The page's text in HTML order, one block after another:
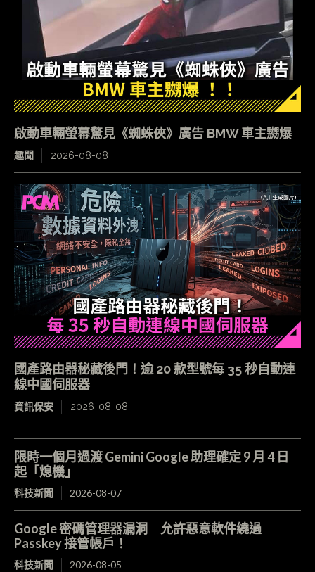
啟動車輛螢幕驚見《蜘蛛俠》廣告 BMW 車主嬲爆
趣聞 2026-08-08
國產路由器秘藏後門！逾 20 款型號每 35 秒自動連
線中國伺服器
資訊保安 2026-08-08
限時一個月過渡 Gemini Google 助理確定 9 月 4 日
起「熄機」
科技新聞 2026-08-07
Google 密碼管理器漏洞 允許惡意軟件繞過
Passkey 接管帳戶！
科技新聞 2026-08-05